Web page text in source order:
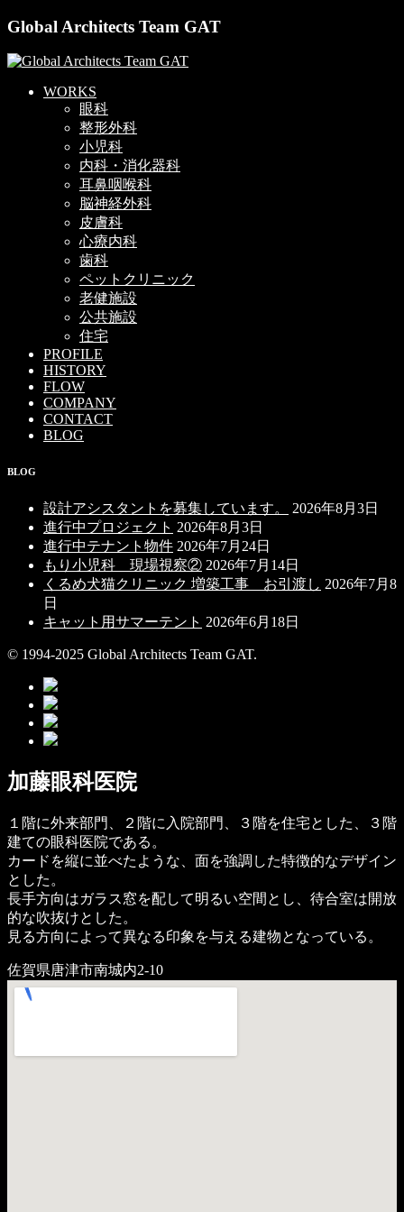
Global Architects Team GAT
WORKS
眼科
整形外科
小児科
内科・消化器科
耳鼻咽喉科
脳神経外科
皮膚科
心療内科
歯科
ペットクリニック
老健施設
公共施設
住宅
PROFILE
HISTORY
FLOW
COMPANY
CONTACT
BLOG
BLOG
設計アシスタントを募集しています。
2026年8月3日
進行中プロジェクト 2026年8月3日
進行中テナント物件 2026年7月24日
もり小児科 現場視察② 2026年7月14日
くるめ犬猫クリニック 増築工事 お引渡し 2026年7月8
日
キャット用サマーテント 2026年6月18日
© 1994-2025 Global Architects Team GAT.
加藤眼科医院
１階に外来部門、２階に入院部門、３階を住宅とした、３階
建ての眼科医院である。
カードを縦に並べたような、面を強調した特徴的なデザイン
とした。
長手方向はガラス窓を配して明るい空間とし、待合室は開放
的な吹抜けとした。
見る方向によって異なる印象を与える建物となっている。
佐賀県唐津市南城内2-10